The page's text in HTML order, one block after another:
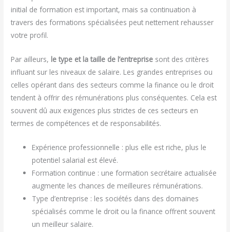
initial de formation est important, mais sa continuation à
travers des formations spécialisées peut nettement rehausser
votre profil.
Par ailleurs, le type et la taille de l’entreprise sont des critères
influant sur les niveaux de salaire. Les grandes entreprises ou
celles opérant dans des secteurs comme la finance ou le droit
tendent à offrir des rémunérations plus conséquentes. Cela est
souvent dû aux exigences plus strictes de ces secteurs en
termes de compétences et de responsabilités.
Expérience professionnelle : plus elle est riche, plus le
potentiel salarial est élevé.
Formation continue : une formation secrétaire actualisée
augmente les chances de meilleures rémunérations.
Type d’entreprise : les sociétés dans des domaines
spécialisés comme le droit ou la finance offrent souvent
un meilleur salaire.